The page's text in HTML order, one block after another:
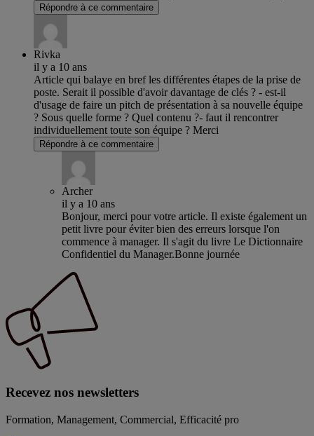
Répondre à ce commentaire
Rivka
il y a 10 ans
Article qui balaye en bref les différentes étapes de la prise de
poste. Serait il possible d'avoir davantage de clés ? - est-il
d'usage de faire un pitch de présentation à sa nouvelle équipe
? Sous quelle forme ? Quel contenu ?- faut il rencontrer
individuellement toute son équipe ? Merci
Répondre à ce commentaire
Archer
il y a 10 ans
Bonjour, merci pour votre article. Il existe également un
petit livre pour éviter bien des erreurs lorsque l'on
commence à manager. Il s'agit du livre Le Dictionnaire
Confidentiel du Manager.Bonne journée
Recevez nos newsletters
Formation, Management, Commercial, Efficacité pro